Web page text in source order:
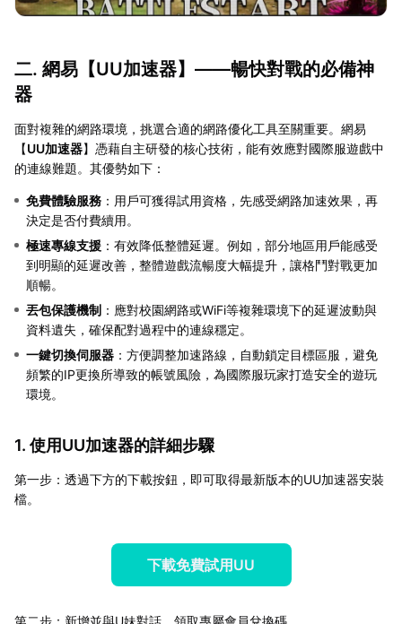
二. 網易【UU加速器】——暢快對戰的必備神
器
面對複雜的網路環境，挑選合適的網路優化工具至關重要。網易
【UU加速器】憑藉自主研發的核心技術，能有效應對國際服遊戲中
的連線難題。其優勢如下：
免費體驗服務 ：用戶可獲得試用資格，先感受網路加速效果，再
決定是否付費續用。
極速專線支援 ：有效降低整體延遲。例如，部分地區用戶能感受
到明顯的延遲改善，整體遊戲流暢度大幅提升，讓格鬥對戰更加
順暢。
丟包保護機制 ：應對校園網路或WiFi等複雜環境下的延遲波動與
資料遺失，確保配對過程中的連線穩定。
一鍵切換伺服器 ：方便調整加速路線，自動鎖定目標區服，避免
頻繁的IP更換所導致的帳號風險，為國際服玩家打造安全的遊玩
環境。
1. 使用UU加速器的詳細步驟
第一步：透過下方的下載按鈕，即可取得最新版本的UU加速器安裝
檔。
下載免費試用UU